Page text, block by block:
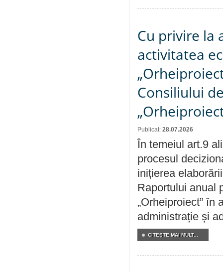
Cu privire la
activitatea
Consiliului
Publicat: 28.07.2026
În temeiul art.9
procesul
inițierea
Raportului anual
„Orheiproiect” în
administrație și
CITEŞTE MAI MULT...